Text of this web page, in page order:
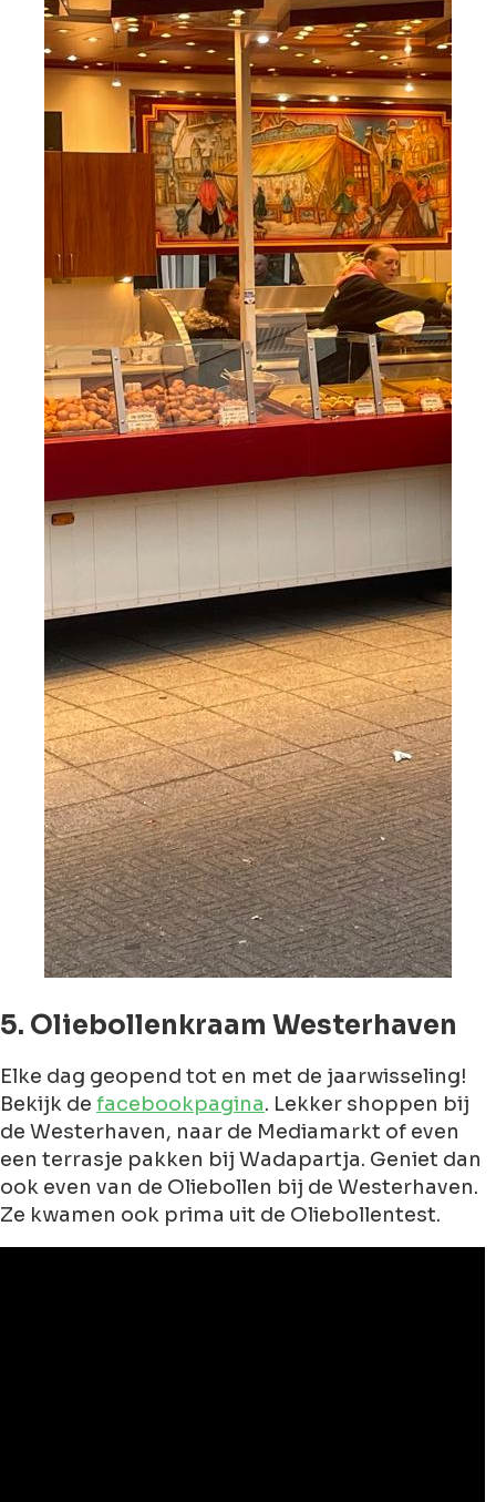
5. Oliebollenkraam Westerhaven
Elke dag geopend tot en met de jaarwisseling!
Bekijk de facebookpagina. Lekker shoppen bij
de Westerhaven, naar de Mediamarkt of even
een terrasje pakken bij Wadapartja. Geniet dan
ook even van de Oliebollen bij de Westerhaven.
Ze kwamen ook prima uit de Oliebollentest.